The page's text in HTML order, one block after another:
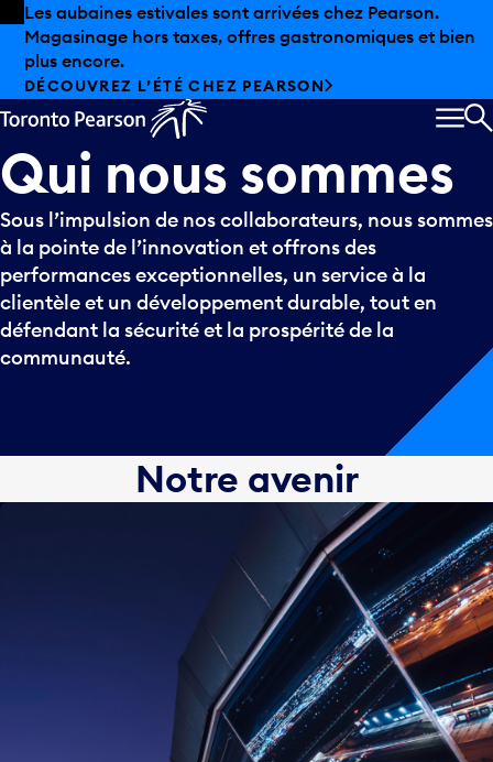
Skip to offers
Passer au contenu principal
Les aubaines estivales sont arrivées chez Pearson.
Magasinage hors taxes, offres gastronomiques et bien
plus encore.
DÉCOUVREZ L’ÉTÉ CHEZ PEARSON
Qui nous sommes
Sous l’impulsion de nos collaborateurs, nous sommes
à la pointe de l’innovation et offrons des
performances exceptionnelles, un service à la
clientèle et un développement durable, tout en
défendant la sécurité et la prospérité de la
communauté.
Notre avenir